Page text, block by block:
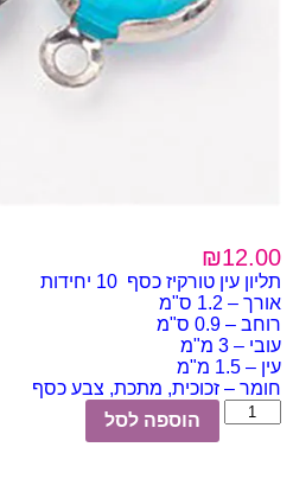
₪12.00
תליון עין טורקיז כסף 10 יחידות
אורך – 1.2 ס"מ
רוחב – 0.9 ס"מ
עובי – 3 מ"מ
עין – 1.5 מ"מ
חומר – זכוכית, מתכת, צבע כסף
כמות
של
הוספה לסל